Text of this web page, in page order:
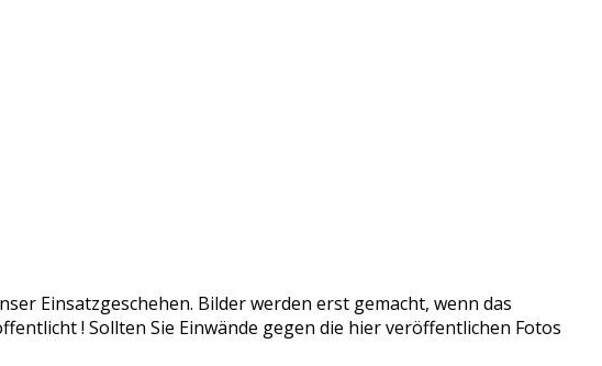
Einsatzgeschehen. Bilder werden erst gemacht, wenn das
! Sollten Sie Einwände gegen die hier veröffentlichen Fotos